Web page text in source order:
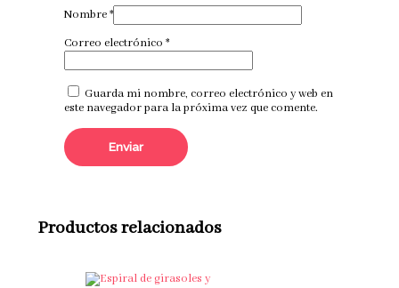
Nombre*
Correo electrónico *
Guarda mi nombre, correo electrónico y web en
este navegador para la próxima vez que comente.
Productos relacionados